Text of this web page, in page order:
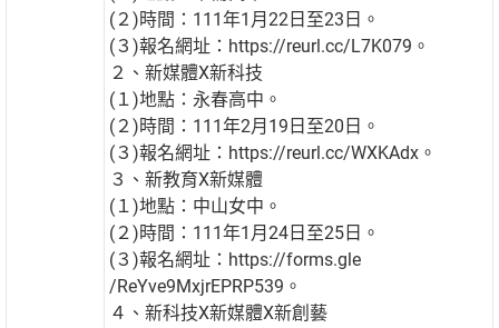
(２)時間：111年1月22日至23日。
(３)報名網址：https://reurl.cc/L7K079。
２、新媒體X新科技
(１)地點：永春高中。
(２)時間：111年2月19日至20日。
(３)報名網址：https://reurl.cc/WXKAdx。
３、新教育X新媒體
(１)地點：中山女中。
(２)時間：111年1月24日至25日。
(３)報名網址：https://forms.gle
/ReYve9MxjrEPRP539。
４、新科技X新媒體X新創藝